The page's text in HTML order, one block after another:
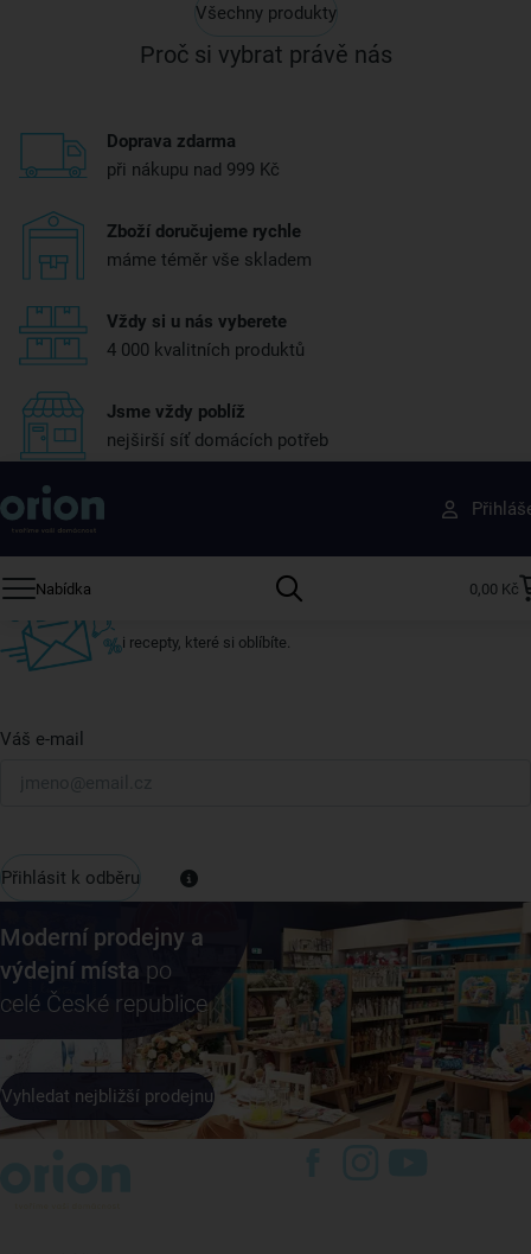
Všechny produkty
Proč si vybrat právě nás
Doprava zdarma
při nákupu nad 999 Kč
Zboží doručujeme rychle
máme téměr vše skladem
Vždy si u nás vyberete
4 000 kvalitních produktů
Jsme vždy poblíž
nejširší síť domácích potřeb
Nabídka 0,00 Kč
Získejte rady, recepty a tipy na slevy dřív než
ostatní
Přihlaste se k odběru našeho newsletteru.
i recepty, které si oblíbíte.
Váš e-mail
Přihlásit k odběru
Moderní prodejny a
výdejní místa po
celé České republice
Vyhledat nejbližší prodejnu